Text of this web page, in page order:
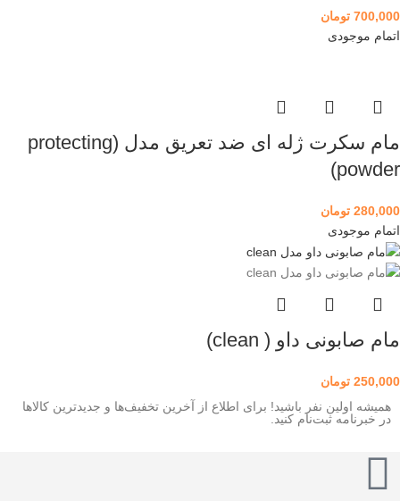
700,000 تومان
اتمام موجودی
مام سکرت ژله ای ضد تعریق مدل (protecting
powder)
280,000 تومان
اتمام موجودی
مام صابونی داو ( clean)
250,000 تومان
همیشه اولین نفر باشید! برای اطلاع از آخرین تخفیف‌ها و جدیدترین کالاها
در خبرنامه ثبت‌نام کنید.